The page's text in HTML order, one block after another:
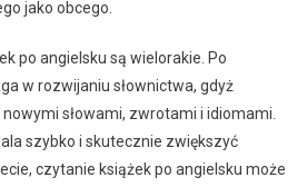
jako obcego.
po angielsku są wielorakie. Po
w rozwijaniu słownictwa, gdyż
słowami, zwrotami i idiomami.
szybko i skutecznie zwiększyć
czytanie książek po angielsku może